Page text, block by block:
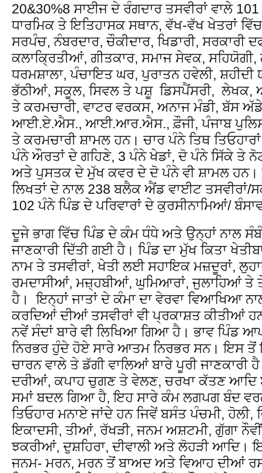
20&30%8 ਸਾਈਜ ਦੇ ਰੰਗਦਾਰ ਤਸਵੀਰਾਂ ਵਾਲੇ
ਧਾਰਮਿਕ ਤੇ ਇਤਿਹਾਸਕ ਸਥਾਨ, ਵੱਖ-ਵੱਖ ਖੇਤਰਾਂ
ਸਰਪੰਚ, ਨੰਬਰਦਾਰ, ਚੌਕੀਦਾਰ, ਖਿਡਾਰੀ, ਸਰਕਾਰੀ
ਕਲਾਕ੍ਰਿਤੀਆਂ, ਗੀਤਕਾਰ, ਸਮਾਜ ਸੇਵਕ,
ਧਰਮਸ਼ਾਲਾ, ਪੰਚਾਇਤ ਘਰ, ਪੁਰਾਤਨ ਹਵੇਲੀ,
ਭੱਠੀਆਂ, ਸਕੂਲ, ਸਿਵਲ ਤੇ ਪਸ਼ੂ ਡਿਸਪੈਂਸਰੀ, ਲੇਖਕ,
ਤੇ ਕਰਮਚਾਰੀ, ਵਾਟਰ ਵਰਕਸ, ਅਨਾਜ ਮੰਡੀ, ਬੱਸ
ਆਈ.ਏ.ਐਸ., ਆਈ.ਆਰ.ਐਸ., ਫ਼ੌਜੀ, ਪੰਜਾਬ ਪੁਲਿਸ
ਤੇ ਕਰਮਚਾਰੀ ਸ਼ਾਮਲ ਹਨ। ਚਾਰ ਪੰਨੇ ਤਿਥ
ਪੰਨੇ ਔਰਤਾਂ ਦੇ ਗਹਿਣੇ, 3 ਪੰਨੇ ਖੇਡਾਂ, ਦੋ ਪੰਨੇ ਸਿੱਕੇ ਤੇ
ਅਤੇ ਪੁਸਤਕ ਦੇ ਮੁੱਖ ਕਵਰ ਦੇ ਦੋ ਪੰਨੇ ਵੀ ਸ਼ਾਮਲ
ਲਿਖਤਾਂ ਦੇ ਨਾਲ 238 ਬਲੈਕ ਐਂਡ ਵਾਈਟ ਤਸਵੀਰਾਂ/
102 ਪੰਨੇ ਪਿੰਡ ਦੇ ਪਰਿਵਾਰਾਂ ਦੇ ਕੁਰਸੀਨਾਮਿਆਂ/
ਦੂਜੇ ਭਾਗ ਵਿੱਚ ਪਿੰਡ ਦੇ ਕੰਮ ਧੰਧੇ ਅਤੇ ਉਨ੍ਹਾਂ ਨਾਲ
ਜਾਣਕਾਰੀ ਦਿੱਤੀ ਗਈ ਹੈ। ਪਿੰਡ ਦਾ ਮੁੱਖ ਕਿਤਾ
ਨਾਮ ਤੇ ਤਸਵੀਰਾਂ, ਖੇਤੀ ਲਈ ਸਹਾਇਕ ਮਜ਼ਦੂਰਾਂ,
ਰਮਦਾਸੀਆਂ, ਮਜ਼੍ਹਬੀਆਂ, ਘੁਮਿਆਰਾਂ, ਜੁਲਾਹਿਆਂ ਤੇ
ਹੈ। ਇਨ੍ਹਾਂ ਜਾਤਾਂ ਦੇ ਕੰਮਾ ਦਾ ਵੇਰਵਾ ਵਿਆਖਿਆ
ਕਰਦਿਆਂ ਦੀਆਂ ਤਸਵੀਰਾਂ ਵੀ ਪ੍ਰਕਾਸ਼ਤ ਕੀਤੀਆਂ
ਨਵੇਂ ਸੰਦਾਂ ਬਾਰੇ ਵੀ ਲਿਖਿਆ ਗਿਆ ਹੈ। ਭਾਵ ਪਿੰਡ
ਨਿਰਭਰ ਹੁੰਦੇ ਹੋਏ ਸਾਰੇ ਆਤਮ ਨਿਰਭਰ ਸਨ। ਇਸ ਤੋਂ
ਚਾਰਨ ਵਾਲੇ ਤੇ ਡੱਗੀ ਵਾਲਿਆਂ ਬਾਰੇ ਪੂਰੀ
ਦਰੀਆਂ, ਕਪਾਹ ਚੁਗਣ ਤੇ ਵੇਲਣ, ਚਰਖਾ ਕੱਤਣ
ਸਮਾਂ ਬਦਲ ਗਿਆ ਹੈ, ਇਹ ਸਾਰੇ ਕੰਮ ਲਗਪਗ ਬੰਦ
ਤਿਓਹਾਰ ਮਨਾਏ ਜਾਂਦੇ ਹਨ ਜਿਵੇਂ ਬਸੰਤ ਪੰਚਮੀ, ਹੋਲੀ,
ਇਕਾਦਸੀ, ਤੀਆਂ, ਰੱਖੜੀ, ਜਨਮ ਅਸ਼ਟਮੀ, ਗੁੱਗਾ
ਝਕਰੀਆਂ, ਦੁਸ਼ਹਿਰਾ, ਦੀਵਾਲੀ ਅਤੇ ਲੋਹੜੀ ਆਦਿ।
ਜਨਮ- ਮਰਨ, ਮਰਨ ਤੋਂ ਬਾਅਦ ਅਤੇ ਵਿਆਹ ਦੀਆਂ